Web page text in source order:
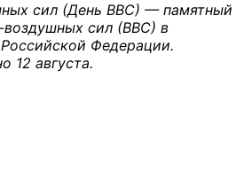
сил (День ВВС) — памятный
воздушных сил (ВВС) в
Федерации.
12 августа.